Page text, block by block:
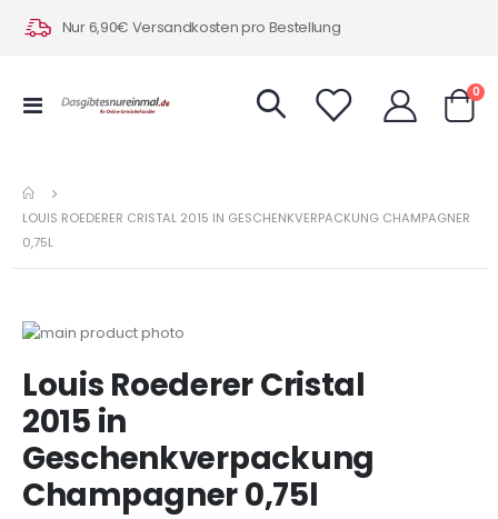
Nur 6,90€ Versandkosten pro Bestellung
Navigation
0
LOUIS ROEDERER CRISTAL 2015 IN GESCHENKVERPACKUNG CHAMPAGNER
0,75L
Zum
der
Bildergalerie
springen
Anfang
der
Bildergalerie
springen
Louis Roederer Cristal
2015 in
Geschenkverpackung
Champagner 0,75l